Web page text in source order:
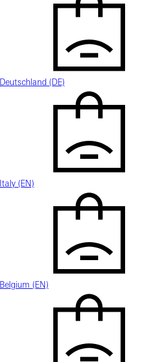
Deutschland (DE)
Italy (EN)
Belgium (EN)